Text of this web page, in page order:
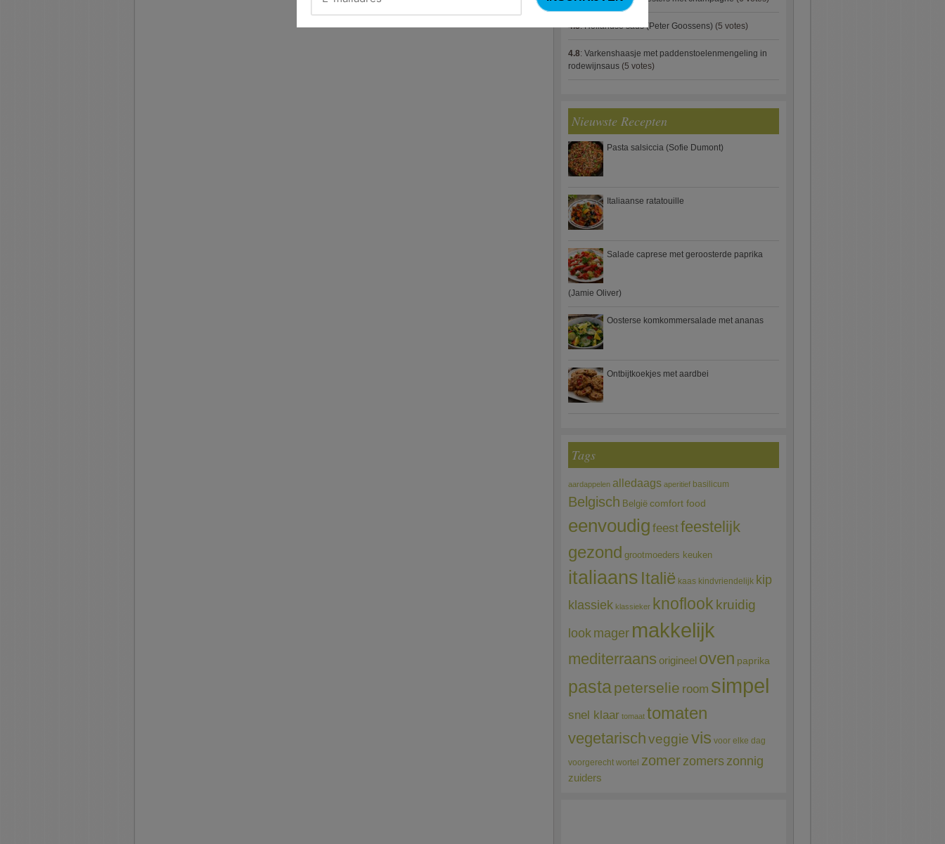
4.8:Hollandse saus (Peter Goossens) (5 votes)
4.8: Varkenshaasje met paddenstoelenmengeling in
rodewijnsaus (5 votes)
Nieuwste Recepten
Pasta salsiccia (Sofie Dumont)
Italiaanse ratatouille
Salade caprese met geroosterde paprika
(Jamie Oliver)
Oosterse komkommersalade met ananas
Ontbijtkoekjes met aardbei
Tags
aardappelen alledaags aperitief basilicum
Belgisch België comfort food
eenvoudig feestfeestelijk
gezond grootmoeders keuken
italiaans Italië kaas kindvriendelijk kip
klassiek klassieker knoflook kruidig
look mager makkelijk
mediterraans origineel oven paprika
pastapeterselie room simpel
snel klaar tomaat tomaten
vegetarischveggievis voor elke dag
voorgerecht wortel zomerzomerszonnig
zuiders